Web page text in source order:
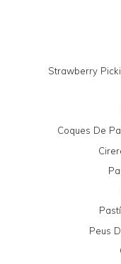
Strawberry
Coques De
Peus